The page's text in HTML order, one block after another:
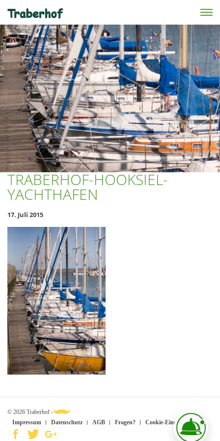
Skip to main content
TRABERHOF-HOOKSIEL-
YACHTHAFEN
17. Juli 2015
© 2026 Traberhof -
Impressum
Datenschutz AGB Fragen? Cookie-Einstellungen